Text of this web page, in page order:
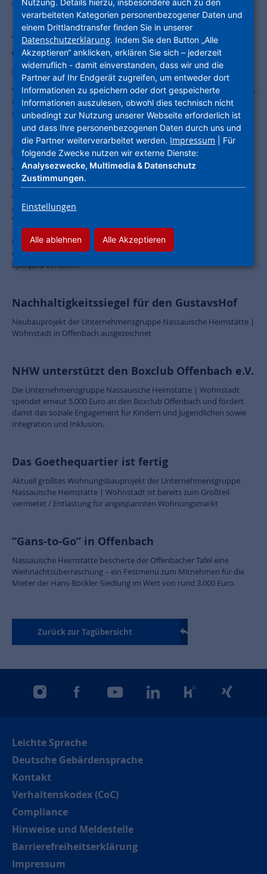
abgeschlossen sein.
Tag der Städtebauförderung: Hessens
Wirtschaftsminister besucht
Innovationscampus Offenbach
Von der Industriebrache zum modernen Wirtschaftsstandort: Kaweh
Mansoori zeigt sich beeindruckt von der Entwicklung auf dem
ehemaligen Farbwerk-Gelände
International ausgszeichnet! Der BIG SEE
Award für den Gustavshof in Offenbach
Der BIGSEE Award ist die erste internationale Auszeichnung und die
vierte Auszeichnung für den GustavsHof insgesamt - nach dem DMK
Award für nachhaltiges Bauen, dem Qualitätssiegel Nachhaltiger
Wohnungsbau und der Auszeichnung „Wohnbauten des Jahres
2022“ Der Award für den prämierten GustavsHof in Offenbach am
Main, den wir zusammen mit FFM-Architekten Tovar+Tovar Part
GmbB realisiert haben, wurde nun in feierlichem Rahmen in
Ljubljana verliehen:
Nachhaltigkeitssiegel für den GustavsHof
Neubauprojekt der Unternehmensgruppe Nassauische Heimstätte |
Wohnstadt in Offenbach ausgezeichnet
NHW unterstützt den Boxclub Offenbach e.V.
Die Unternehmensgruppe Nassauische Heimstätte | Wohnstadt
spendet erneut 5.000 Euro an den Boxclub Offenbach und fördert
damit das soziale Engagement für Kindern und Jugendlichen sowie
Integration und Inklusion.
Das Goethequartier ist fertig
Aktuell größtes Wohnungsbauprojekt der Unternehmensgruppe
Nassauische Heimstätte | Wohnstadt ist bereits zum Großteil
vermietet / Entlastung für angespannten Wohnungsmarkt
“Gans-to-Go” in Offenbach
Nassauische Heimstätte bescherte der Offenbacher Tafel eine
Weihnachtsüberraschung – ein Festmenü zum Mitnehmen für die
Mieter der Hans-Böckler-Siedlung im Wert von rund 3.000 Euro.
Zurück zur Tagübersicht
instagramfacebookyoutubelinkedinkununuxing
Leichte Sprache
Deutsche Gebärdensprache
Kontakt
Verhaltenskodex (CoC)
Compliance
Hinweise und Meldestelle
Barrierefreiheitserklärung
Impressum
Nutzung. Details hierzu, insbesondere auch zu den
verarbeiteten Kategorien personenbezogener Daten und
einem Drittlandtransfer finden Sie in unserer
Datenschutzerklärung. Indem Sie den Button „Alle
Akzeptieren“ anklicken, erklären Sie sich – jederzeit
widerruflich - damit einverstanden, dass wir und die
Partner auf Ihr Endgerät zugreifen, um entweder dort
Informationen zu speichern oder dort gespeicherte
Informationen auszulesen, obwohl dies technisch nicht
unbedingt zur Nutzung unserer Webseite erforderlich ist
und dass Ihre personenbezogenen Daten durch uns und
die Partner weiterverarbeitet werden. Impressum | Für
folgende Zwecke nutzen wir externe Dienste:
Analysezwecke, Multimedia & Datenschutz
Zustimmungen.
Einstellungen
Alle ablehnen Alle Akzeptieren